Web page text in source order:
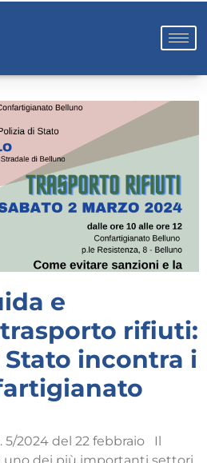
e
rifiuti:
incontra i
5/2024 del 22 febbraio Il